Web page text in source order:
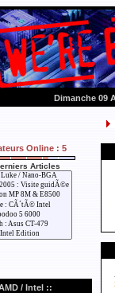
Dimanche 09
Online : 5
Articles
/ Intel ::